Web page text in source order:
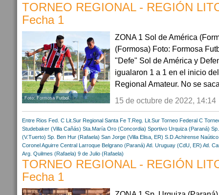
TORNEO REGIONAL - REGIÓN
Fecha 1
Foto: Formosa Futbol.
ZONA 1 Sol de América
(Formosa) Foto: Formosa
"Defe" Sol de América y
igualaron 1 a 1 en el inicio
Regional Amateur. No se
15 de octubre de 2022, 14:14
Entre Rios Fed. C Lit.Sur Regional Santa Fe T.Reg. Lit.Sur Torneo Federal C
Studebaker (Villa Cañás) Sta.María Oro (Concordia) Sportivo Urquiza (Paraná)
(V.Tuerto) Sp. Ben Hur (Rafaela) San Jorge (Villa Elisa, ER) S.D.Achirense
Coronel Aguirre Central Larroque Belgrano (Paraná) Atl. Uruguay (CdU, ER) Atl.
Arg. Quilmes (Rafaela) 9 de Julio (Rafaela)
TORNEO REGIONAL - REGIÓN
Fecha 1